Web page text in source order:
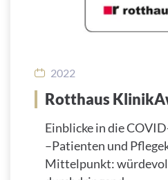
2022
Rotthaus
Einblicke in die
–Patienten und
Mittelpunkt: